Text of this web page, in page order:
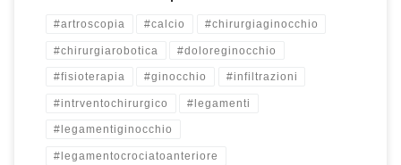
#artroscopia #calcio #chirurgiaginocchio
#chirurgiarobotica #doloreginocchio
#fisioterapia #ginocchio #infiltrazioni
#intrventochirurgico #legamenti
#legamentiginocchio
#legamentocrociatoanteriore